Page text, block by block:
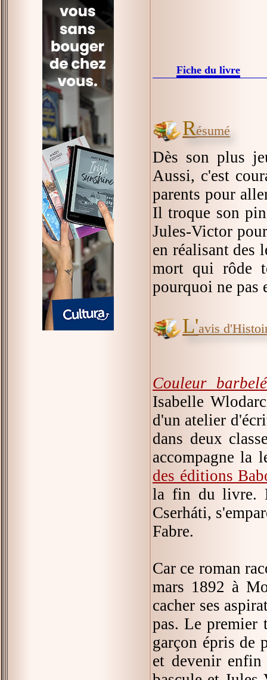
Fiche du livre
Résumé
Dès son plus
Aussi, c'est
parents pour
Il troque son
Jules-Victor
en réalisant des
mort qui rôde
pourquoi ne pas
L'avis
Couleur barbelé
Isabelle
d'un atelier
dans deux
accompagne la
des éditions
la fin du livre.
Cserháti,
Fabre.
Car ce roman
mars 1892 à
cacher ses
pas. Le premier
garçon épris de
et devenir enfin